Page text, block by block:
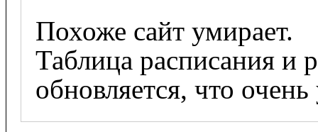
Похоже сайт умирает.
Таблица расписания и
обновляется, что очень